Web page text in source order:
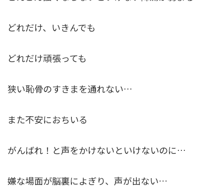
どれだけ、いきんでも
どれだけ頑張っても
狭い恥骨のすきまを通れない…
また不安におちいる
がんばれ！と声をかけないといけないのに…
嫌な場面が脳裏によぎり、声が出ない…